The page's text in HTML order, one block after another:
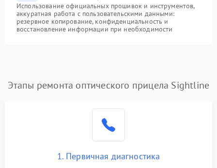
Использование официальных прошивок и инструментов,
аккуратная работа с пользовательскими данными:
резервное копирование, конфиденциальность и
восстановление информации при необходимости
Этапы ремонта оптического прицела Sightline
1. Первичная диагностика